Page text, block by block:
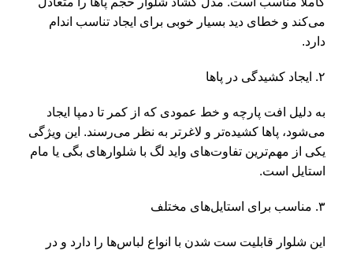
می‌کند و خطای دید بسیار خوبی برای ایجاد تناسب اندام
دارد.
۲. ایجاد کشیدگی در پاها
به دلیل افت پارچه و خط عمودی که از کمر تا دمپا ایجاد
می‌شود، پاها کشیده‌تر و لاغرتر به نظر می‌رسند. این ویژگی
یکی از مهم‌ترین تفاوت‌های واید لگ با شلوارهای بگی یا مام
استایل است.
۳. مناسب برای استایل‌های مختلف
این شلوار قابلیت ست شدن با انواع لباس‌ها را دارد و در